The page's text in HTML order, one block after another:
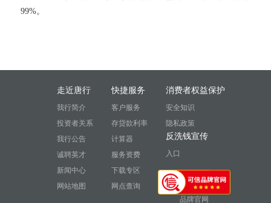
99%。
走近唐行
我行简介
投资者关系
我行公告
诚聘英才
新闻中心
网站地图
快捷服务
客户服务
存贷款利率
计算器
服务资费
下载专区
网点查询
消费者权益保护
安全知识
隐私政策
反洗钱宣传
入口
品牌官网